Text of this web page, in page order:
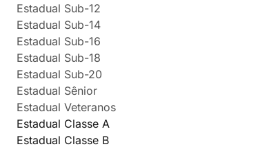
Estadual Sub-12
Estadual Sub-14
Estadual Sub-16
Estadual Sub-18
Estadual Sub-20
Estadual Sênior
Estadual Veteranos
Estadual Classe A
Estadual Classe B